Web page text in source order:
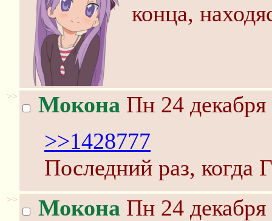
конца,
>> Мокона Пн 24
>>1428777
Последний раз, когда
>> Мокона Пн 24